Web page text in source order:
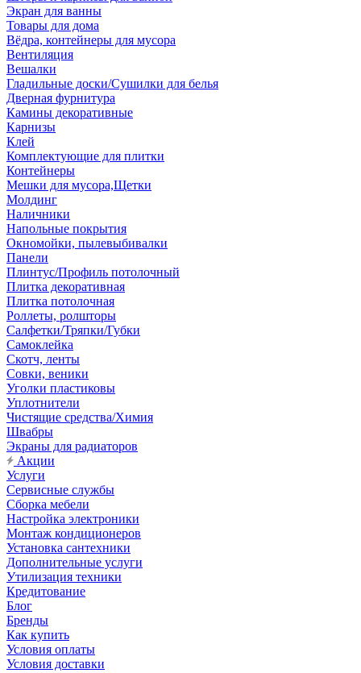
Экран для ванны
Товары для дома
Вёдра, контейнеры для мусора
Вентиляция
Вешалки
Гладильные доски/Сушилки для белья
Дверная фурнитура
Камины декоративные
Карнизы
Клей
Комплектующие для плитки
Контейнеры
Мешки для мусора,Щетки
Молдинг
Наличники
Напольные покрытия
Окномойки, пылевыбивалки
Панели
Плинтус/Профиль потолочный
Плитка декоративная
Плитка потолочная
Роллеты, ролшторы
Салфетки/Тряпки/Губки
Самоклейка
Скотч, ленты
Совки, веники
Уголки пластиковы
Уплотнители
Чистящие средства/Химия
Швабры
Экраны для радиаторов
Акции
Услуги
Сервисные службы
Сборка мебели
Настройка электроники
Монтаж кондиционеров
Установка сантехники
Дополнительные услуги
Утилизация техники
Кредитование
Блог
Бренды
Как купить
Условия оплаты
Условия доставки